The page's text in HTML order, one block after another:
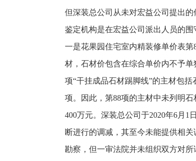
但深装总公司从未对宏益公司提出
鉴定机构是在宏益公司派出人员的
一是花果园住宅室内精装修单价表
材，石材价包含在综合单价内不予
项“干挂成品石材踢脚线”的主材包
项。因此，第88项的主材中未列明
400万元。深装总公司于2020年6月
断进行的调减，其至今未能提供相
勘察，但一审法院并未组织双方对